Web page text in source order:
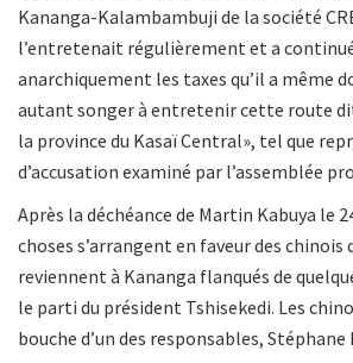
Kananga-Kalambambuji de la société
l’entretenait régulièrement et a
anarchiquement les taxes qu’il a même
autant songer à entretenir cette route
la province du Kasaï Central», tel que
d’accusation examiné par l’assemblée
Après la déchéance de Martin Kabuya le
choses s’arrangent en faveur des chinois
reviennent à Kananga flanqués de
le parti du président Tshisekedi. Les
bouche d’un des responsables,